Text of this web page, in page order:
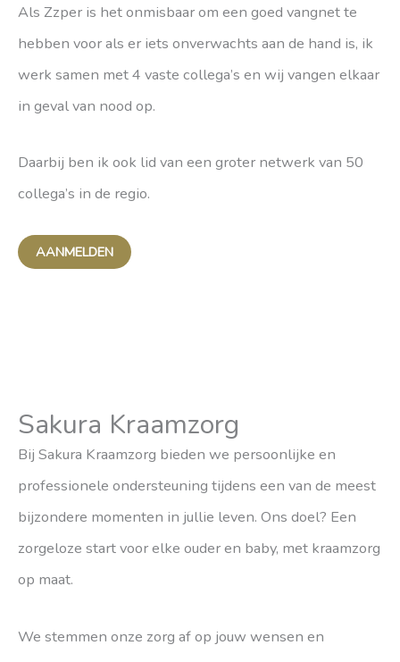
Als Zzper is het onmisbaar om een goed vangnet te
hebben voor als er iets onverwachts aan de hand is, ik
werk samen met 4 vaste collega’s en wij vangen elkaar
in geval van nood op.
Daarbij ben ik ook lid van een groter netwerk van 50
collega’s in de regio.
AANMELDEN
Sakura Kraamzorg
Bij Sakura Kraamzorg bieden we persoonlijke en
professionele ondersteuning tijdens een van de meest
bijzondere momenten in jullie leven. Ons doel? Een
zorgeloze start voor elke ouder en baby, met kraamzorg
op maat.
We stemmen onze zorg af op jouw wensen en